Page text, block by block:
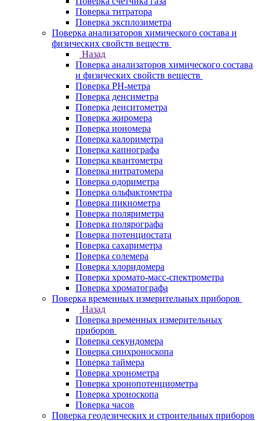
Поверка титратора
Поверка эксплозиметра
Поверка анализаторов химического состава и
физических свойств веществ
Назад
Поверка анализаторов химического состава
и физических свойств веществ
Поверка PH-метра
Поверка денсиметра
Поверка денситометра
Поверка жиромера
Поверка иономера
Поверка калориметра
Поверка капнографа
Поверка квантометра
Поверка нитратомера
Поверка одориметра
Поверка ольфактометра
Поверка пикнометра
Поверка поляриметра
Поверка полярографа
Поверка потенциостата
Поверка сахариметра
Поверка солемера
Поверка хлоридомера
Поверка хромато-масс-спектрометра
Поверка хроматографа
Поверка временных измерительных приборов
Назад
Поверка временных измерительных
приборов
Поверка секундомера
Поверка синхроноскопа
Поверка таймера
Поверка хронометра
Поверка хронопотенциометра
Поверка хроноскопа
Поверка часов
Поверка геодезических и строительных приборов